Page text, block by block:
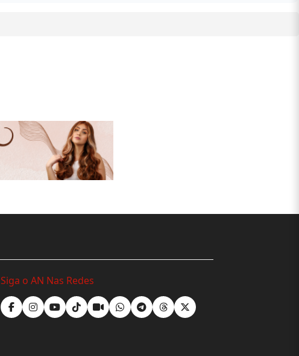
Siga o AN Nas Redes